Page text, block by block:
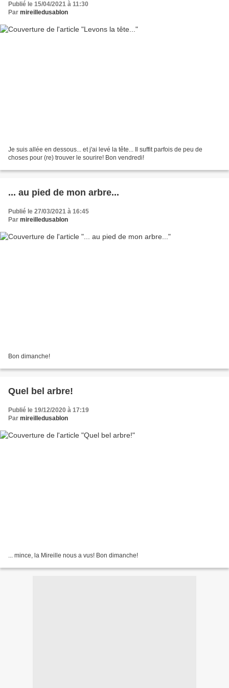
Publié le 15/04/2021 à 11:30
Par mireilledusablon
Je suis allée en dessous... et j'ai levé la tête... Il suffit parfois de peu de
choses pour (re) trouver le sourire! Bon vendredi!
... au pied de mon arbre...
Publié le 27/03/2021 à 16:45
Par mireilledusablon
Bon dimanche!
Quel bel arbre!
Publié le 19/12/2020 à 17:19
Par mireilledusablon
... mince, la Mireille nous a vus! Bon dimanche!